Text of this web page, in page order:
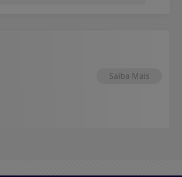
Saiba Mais